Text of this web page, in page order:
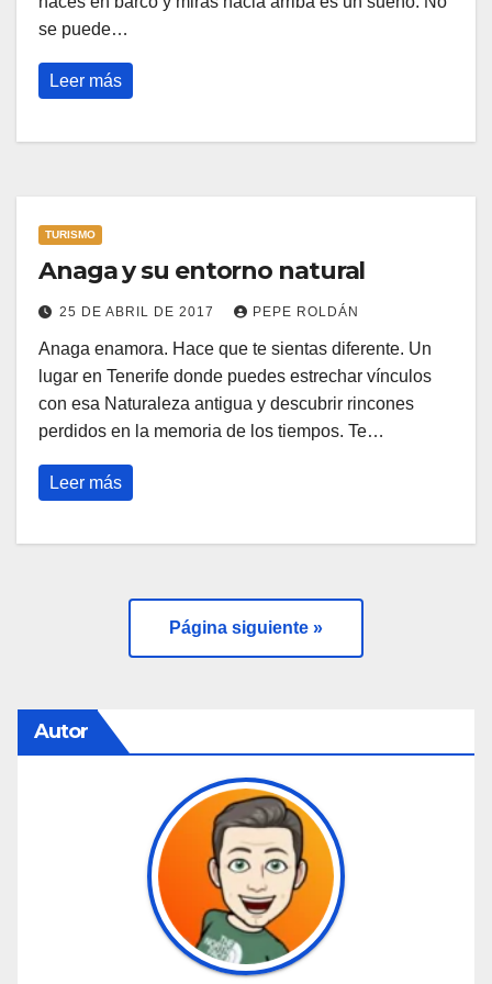
se puede…
Leer más
TURISMO
Anaga y su entorno natural
25 DE ABRIL DE 2017 PEPE ROLDÁN
Anaga enamora. Hace que te sientas diferente. Un
lugar en Tenerife donde puedes estrechar vínculos
con esa Naturaleza antigua y descubrir rincones
perdidos en la memoria de los tiempos. Te…
Leer más
Página siguiente »
Autor